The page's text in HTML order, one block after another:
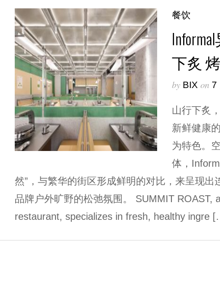
餐饮
下炙
by BIX on 7
山行下炙
新鲜健康
为特色。
体，
然”，与繁华的街区形成鲜明的对比，来呈现出
品牌户外旷野的松弛氛围。 SUMMIT ROAST,
restaurant, specializes in fresh, healthy ingre